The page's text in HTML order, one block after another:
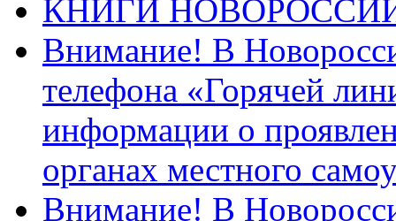
КНИГИ
Внимание! В
телефона «Горячей
информации о
органах местного
Внимание! В